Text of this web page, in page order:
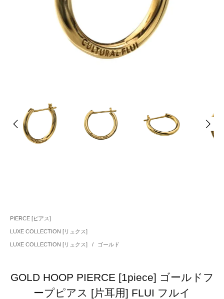
PIERCE [ピアス]
LUXE COLLECTION [リュクス]
LUXE COLLECTION [リュクス] / ゴールド
GOLD HOOP PIERCE [1piece] ゴールドフ
ープピアス [片耳用] FLUI フルイ